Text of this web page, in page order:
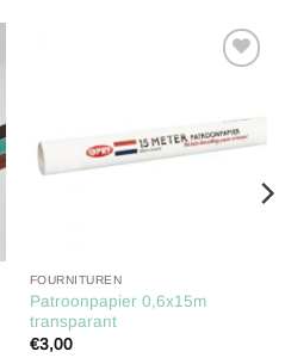
verlanglijst
FOURNITUREN
Patroonpapier 0,6x15m
transparant
€3,00